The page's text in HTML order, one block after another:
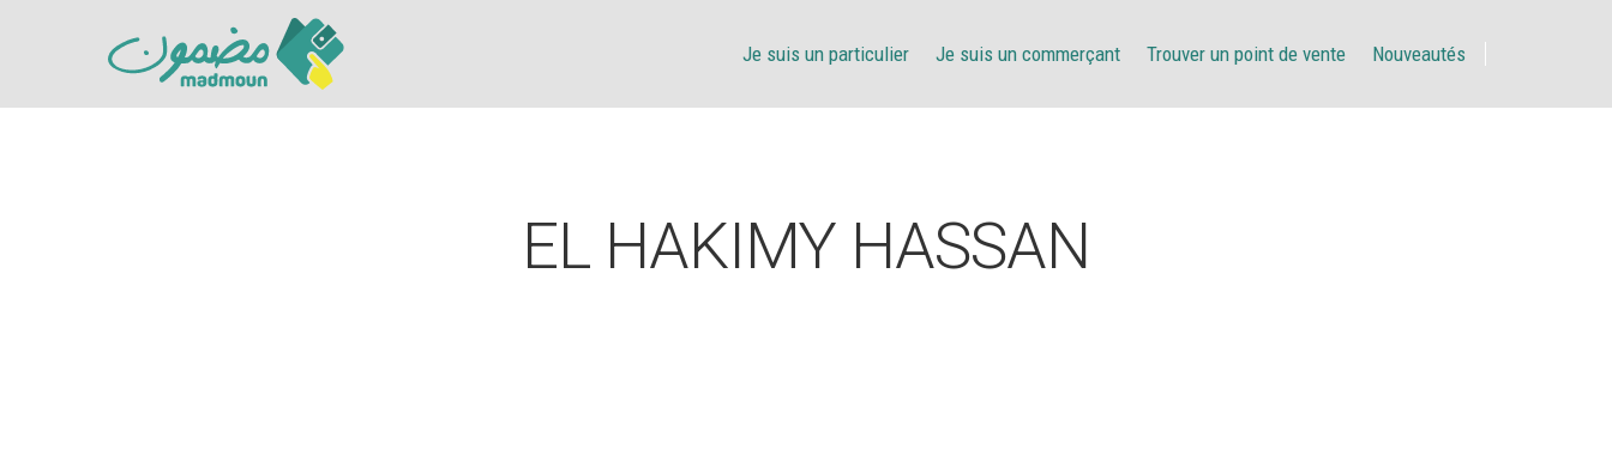
Je suis un particulier Je suis un commerçant Trouver un point de vente Nouveautés
EL HAKIMY HASSAN